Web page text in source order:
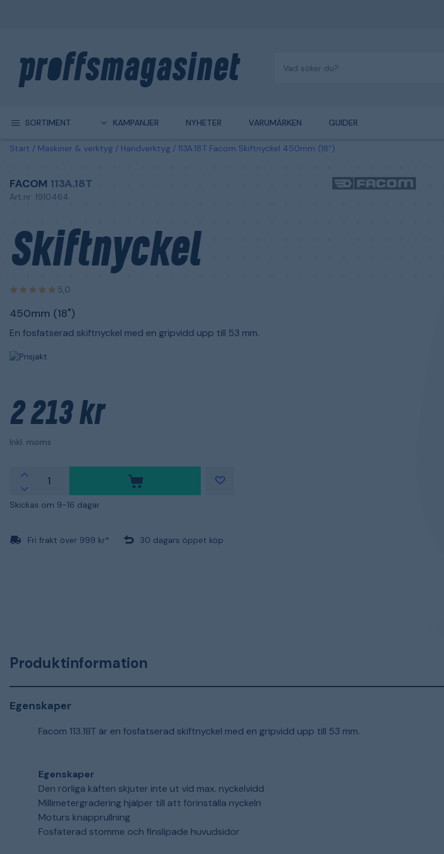
SORTIMENT KAMPANJER NYHETER VARUMÄRKEN GUIDER
Start Maskiner & verktyg Handverktyg 113A.18T Facom Skiftnyckel 450mm (18")
FACOM 113A.18T
Art.nr: 1910464
Skiftnyckel
5,0
450mm (18")
En fosfatserad skiftnyckel med en gripvidd upp till 53 mm.
2 213 kr
Inkl. moms
Skickas om 9-16 dagar
Fri frakt över 999 kr* 30 dagars öppet köp
Produktinformation
Egenskaper
Facom 113.18T är en fosfatserad skiftnyckel med en gripvidd upp till 53 mm.
Egenskaper
Den rörliga käften skjuter inte ut vid max. nyckelvidd
Millimetergradering hjälper till att förinställa nyckeln
Moturs knapprullning
Fosfaterad stomme och finslipade huvudsidor